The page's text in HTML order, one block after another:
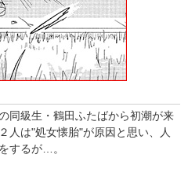
同級生・鶴田ふたばから初潮が来
人は"処女懐胎"が原因と思い、人
するが…。